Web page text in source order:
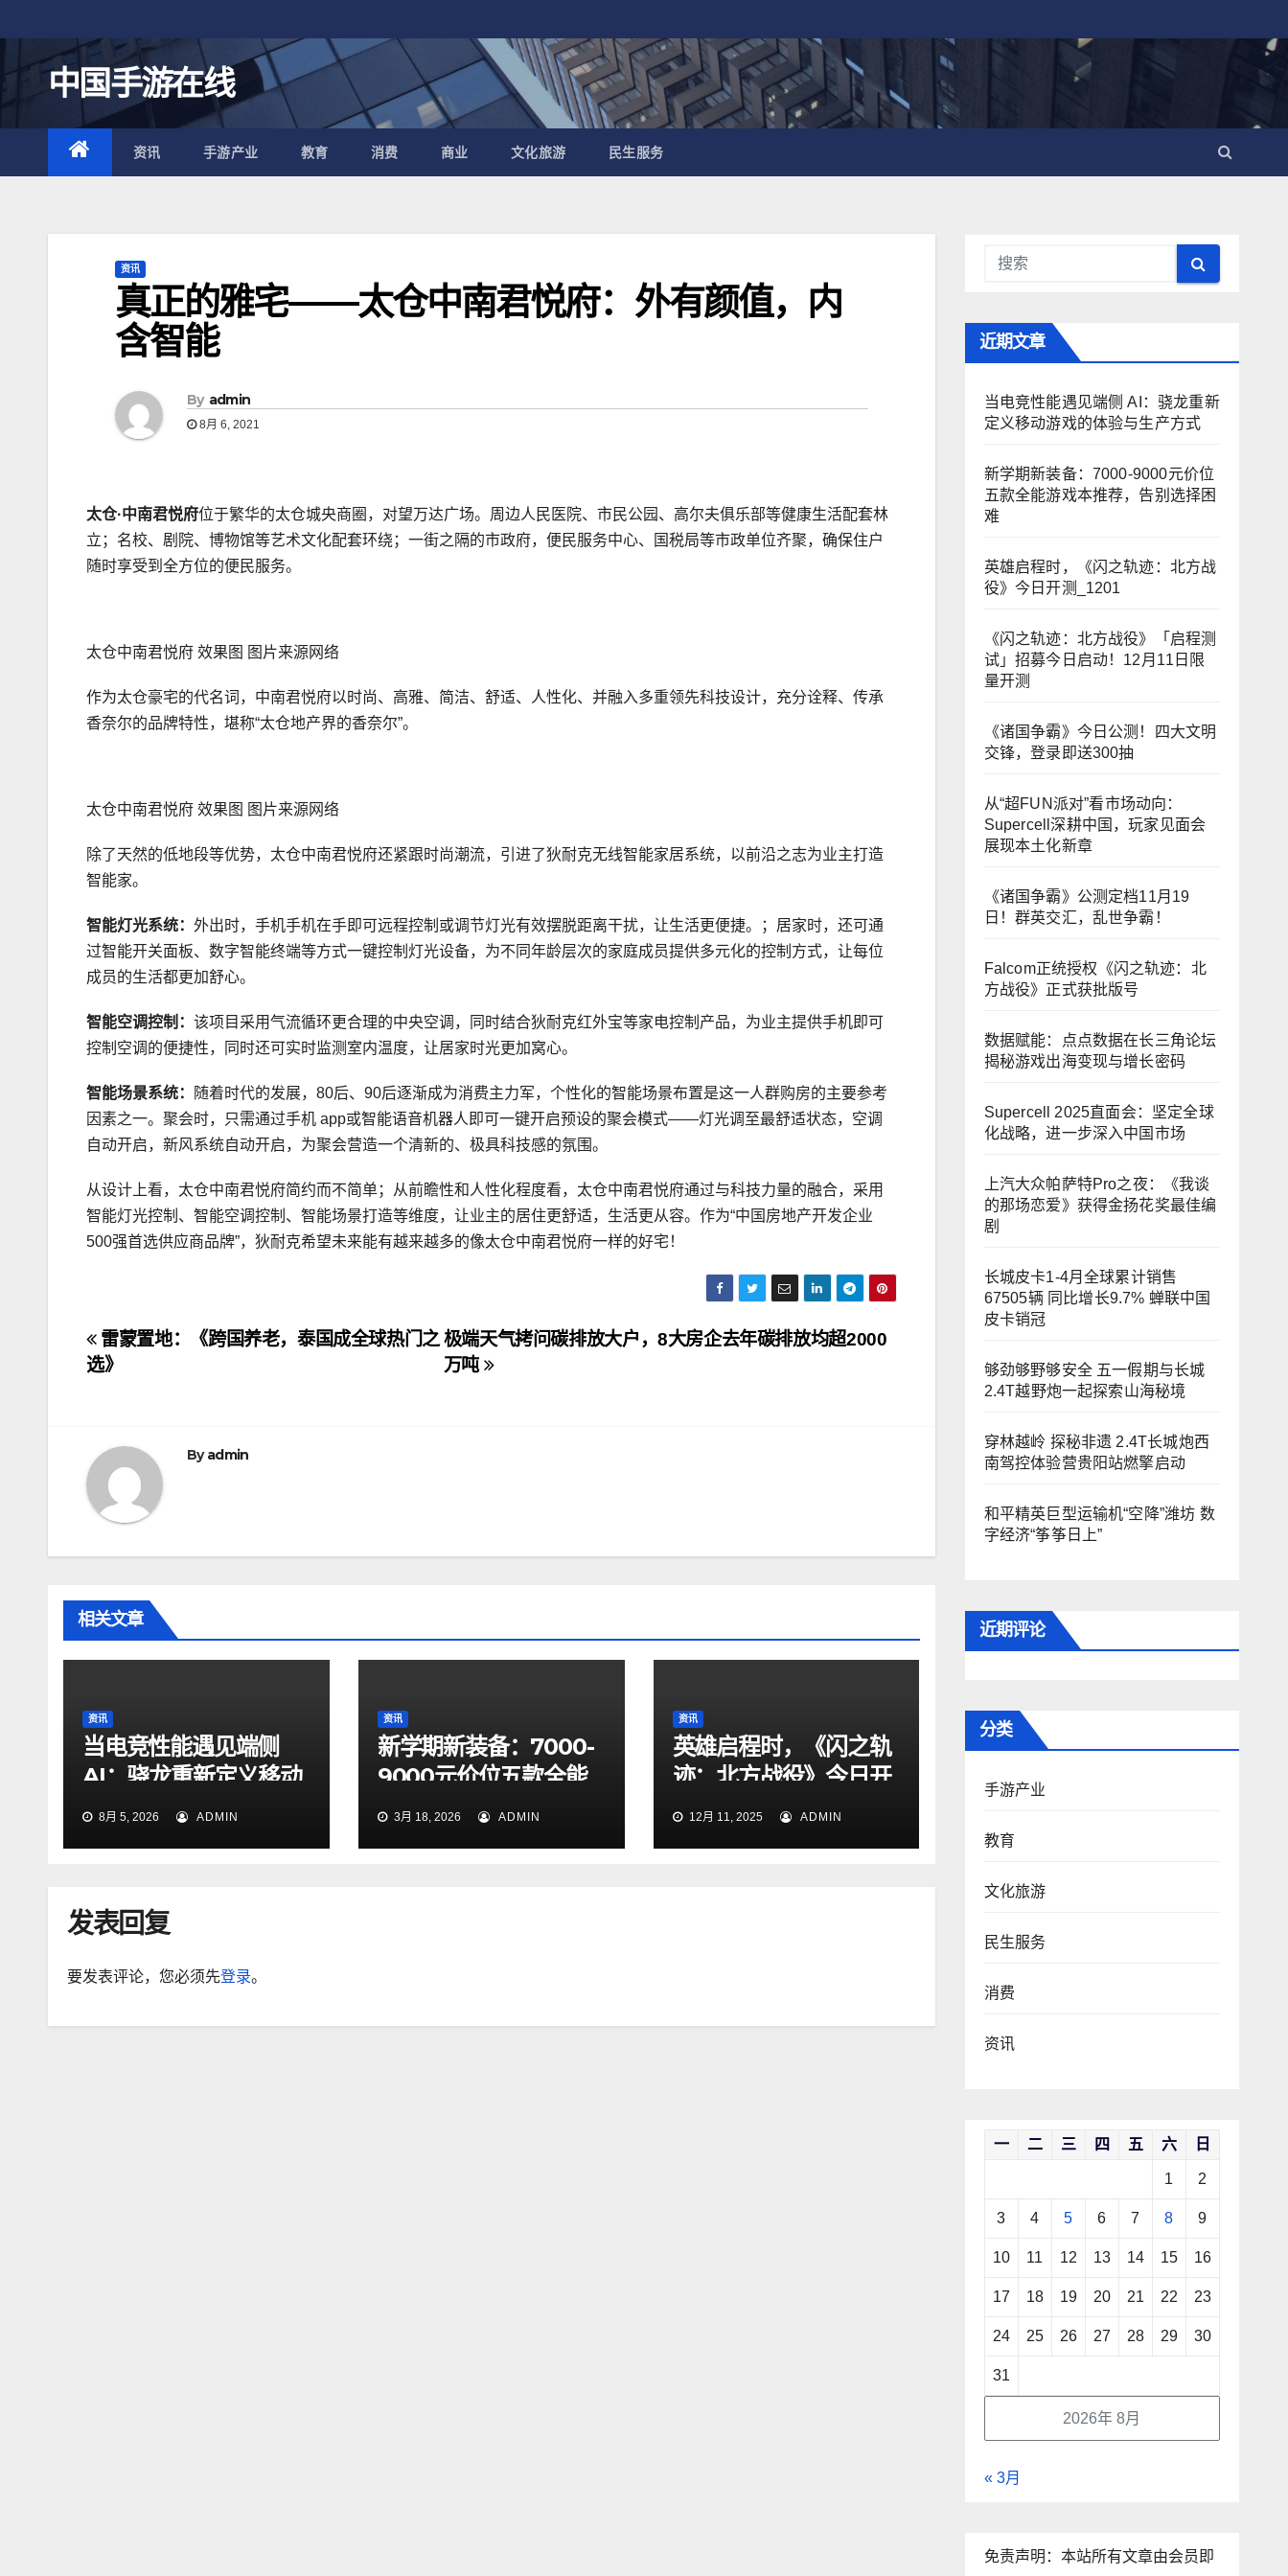
至
内
容
中国手游在线
资讯 手游产业 教育 消费 商业 文化旅游 民生服务
资讯
真正的雅宅——太仓中南君悦府：外有颜值，内
含智能
By admin
8月 6, 2021
太仓·中南君悦府位于繁华的太仓城央商圈，对望万达广场。周边人民医院、市民公园、高尔夫俱乐部等健康生活配套林
立；名校、剧院、博物馆等艺术文化配套环绕；一街之隔的市政府，便民服务中心、国税局等市政单位齐聚，确保住户
随时享受到全方位的便民服务。
太仓中南君悦府 效果图 图片来源网络
作为太仓豪宅的代名词，中南君悦府以时尚、高雅、简洁、舒适、人性化、并融入多重领先科技设计，充分诠释、传承
香奈尔的品牌特性，堪称“太仓地产界的香奈尔”。
太仓中南君悦府 效果图 图片来源网络
除了天然的低地段等优势，太仓中南君悦府还紧跟时尚潮流，引进了狄耐克无线智能家居系统，以前沿之志为业主打造
智能家。
智能灯光系统： 外出时，手机手机在手即可远程控制或调节灯光有效摆脱距离干扰，让生活更便捷。；居家时，还可通
过智能开关面板、数字智能终端等方式一键控制灯光设备，为不同年龄层次的家庭成员提供多元化的控制方式，让每位
成员的生活都更加舒心。
智能空调控制： 该项目采用气流循环更合理的中央空调，同时结合狄耐克红外宝等家电控制产品，为业主提供手机即可
控制空调的便捷性，同时还可实时监测室内温度，让居家时光更加窝心。
智能场景系统：
随着时代的发展，80后、90后逐渐成为消费主力军，个性化的智能场景布置是这一人群购房的主要参考
因素之一。聚会时，只需通过手机 app或智能语音机器人即可一键开启预设的聚会模式——灯光调至最舒适状态，空调
自动开启，新风系统自动开启，为聚会营造一个清新的、极具科技感的氛围。
从设计上看，太仓中南君悦府简约而不简单；从前瞻性和人性化程度看，太仓中南君悦府通过与科技力量的融合，采用
智能灯光控制、智能空调控制、智能场景打造等维度，让业主的居住更舒适，生活更从容。作为“中国房地产开发企业
500强首选供应商品牌”，狄耐克希望未来能有越来越多的像太仓中南君悦府一样的好宅！
文
章
航
极端天气拷问碳排放大户，8大房企去年碳排放均超2000
万吨
雷蒙置地：《跨国养老，泰国成全球热门之
选》
Byadmin
相关文章
资讯
当电竞性能遇见端侧
AI：骁龙重新定义移动
游戏的体验与生产方式
8月 5, 2026 ADMIN
资讯
新学期新装备：7000-
9000元价位五款全能
游戏本推荐，告别选择
3月 18, 2026 ADMIN
资讯
英雄启程时，《闪之轨
迹：北方战役》今日开
测_1201
12月 11, 2025 ADMIN
发表回复
要发表评论，您必须先登录。
近期文章
当电竞性能遇见端侧 AI：骁龙重新
定义移动游戏的体验与生产方式
新学期新装备：7000-9000元价位
五款全能游戏本推荐，告别选择困
难
英雄启程时，《闪之轨迹：北方战
役》今日开测_1201
《闪之轨迹：北方战役》「启程测
试」招募今日启动！12月11日限
量开测
《诸国争霸》今日公测！四大文明
交锋，登录即送300抽
从“超FUN派对”看市场动向：
Supercell深耕中国，玩家见面会
展现本土化新章
《诸国争霸》公测定档11月19
日！群英交汇，乱世争霸！
Falcom正统授权《闪之轨迹：北
方战役》正式获批版号
数据赋能：点点数据在长三角论坛
揭秘游戏出海变现与增长密码
Supercell 2025直面会：坚定全球
化战略，进一步深入中国市场
上汽大众帕萨特Pro之夜：《我谈
的那场恋爱》获得金扬花奖最佳编
剧
长城皮卡1-4月全球累计销售
67505辆 同比增长9.7% 蝉联中国
皮卡销冠
够劲够野够安全 五一假期与长城
2.4T越野炮一起探索山海秘境
穿林越岭 探秘非遗 2.4T长城炮西
南驾控体验营贵阳站燃擎启动
和平精英巨型运输机“空降”潍坊 数
字经济“筝筝日上”
近期评论
分类
手游产业
教育
文化旅游
民生服务
消费
资讯
2026年 8月
一 二 三 四 五 六 日
1 2
3 4 5 6 7 8 9
10 11 12 13 14 15 16
17 18 19 20 21 22 23
24 25 26 27 28 29 30
31
« 3月
免责声明：本站所有文章由会员即